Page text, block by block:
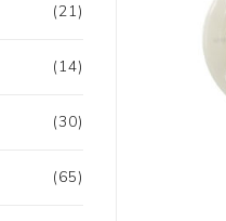
(21)
(14)
(30)
(65)